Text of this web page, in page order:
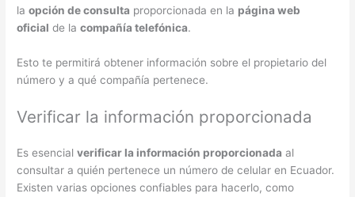
laopción de consulta proporcionada en la página web
oficial de lacompañía telefónica.
Esto te permitirá obtener información sobre el propietario del
número y a qué compañía pertenece.
Verificar la información proporcionada
Es esencialverificar la información proporcionada al
consultar a quién pertenece un número de celular en Ecuador.
Existen varias opciones confiables para hacerlo, como